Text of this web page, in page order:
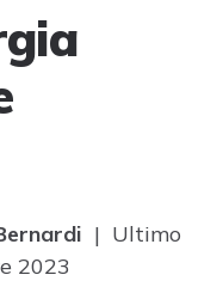
| Ultimo
2023